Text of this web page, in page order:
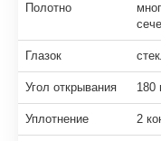
Полотно
Глазок
Угол открывания 180
Уплотнение 2